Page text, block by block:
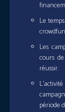
Le
Les
cours
réussir.
période